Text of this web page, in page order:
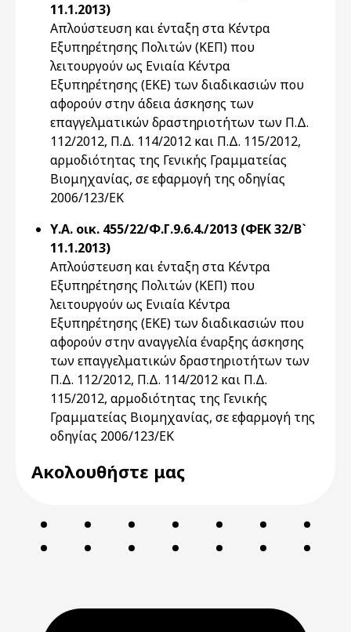
11.1.2013)
Απλούστευση και ένταξη στα Κέντρα
Εξυπηρέτησης Πολιτών (ΚΕΠ) που
λειτουργούν ως Ενιαία Κέντρα
Εξυπηρέτησης (ΕΚΕ) των διαδικασιών που
αφορούν στην άδεια άσκησης των
επαγγελματικών δραστηριοτήτων των Π.Δ.
112/2012, Π.Δ. 114/2012 και Π.Δ. 115/2012,
αρμοδιότητας της Γενικής Γραμματείας
Βιομηχανίας, σε εφαρμογή της οδηγίας
2006/123/ΕΚ
Υ.Α. οικ. 455/22/Φ.Γ.9.6.4./2013 (ΦΕΚ 32/Β`
11.1.2013)
Απλούστευση και ένταξη στα Κέντρα
Εξυπηρέτησης Πολιτών (ΚΕΠ) που
λειτουργούν ως Ενιαία Κέντρα
Εξυπηρέτησης (ΕΚΕ) των διαδικασιών που
αφορούν στην αναγγελία έναρξης άσκησης
των επαγγελματικών δραστηριοτήτων των
Π.Δ. 112/2012, Π.Δ. 114/2012 και Π.Δ.
115/2012, αρμοδιότητας της Γενικής
Γραμματείας Βιομηχανίας, σε εφαρμογή της
οδηγίας 2006/123/ΕΚ
Ακολουθήστε μας